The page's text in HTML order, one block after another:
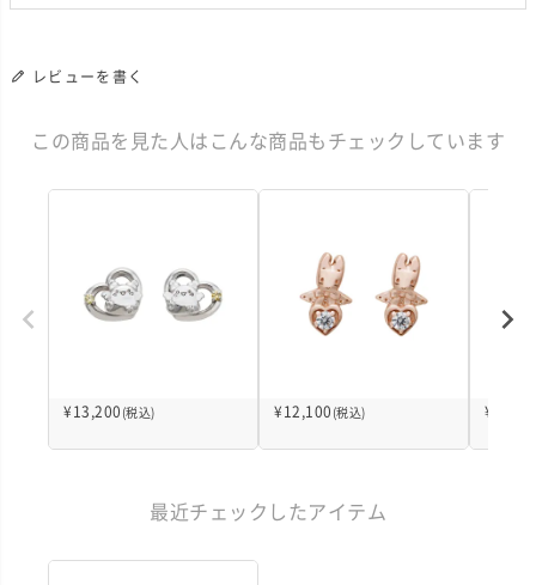
レビューを書く
この商品を見た人はこんな商品もチェックしています
¥ 13,200 (税込) ¥ 12,100 (税込) ¥
最近チェックしたアイテム